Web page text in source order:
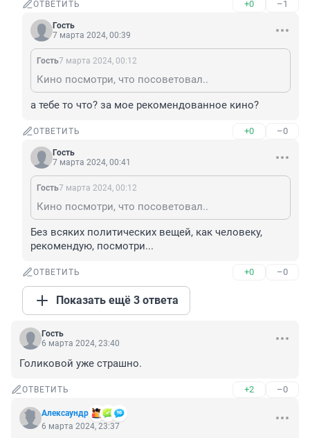
ОТВЕТИТЬ +0 –1
Гость
7 марта 2024, 00:39
Гость7 марта 2024, 00:12
Кино посмотри, что посоветовал..
а тебе то что? за мое рекомендованное кино?
ОТВЕТИТЬ +0 –0
Гость
7 марта 2024, 00:41
Гость7 марта 2024, 00:12
Кино посмотри, что посоветовал..
Без всяких политических вещей, как человеку,
рекомендую, посмотри...
ОТВЕТИТЬ +0 –0
Показать ещё 3 ответа
Гость
6 марта 2024, 23:40
Голиковой уже страшно.
ОТВЕТИТЬ +2 –0
Алексаyндр
6 марта 2024, 23:37